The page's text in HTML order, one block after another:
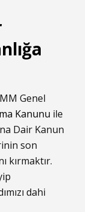
Genel
Kanunu ile
Dair Kanun
son
kırmaktır.
dahi